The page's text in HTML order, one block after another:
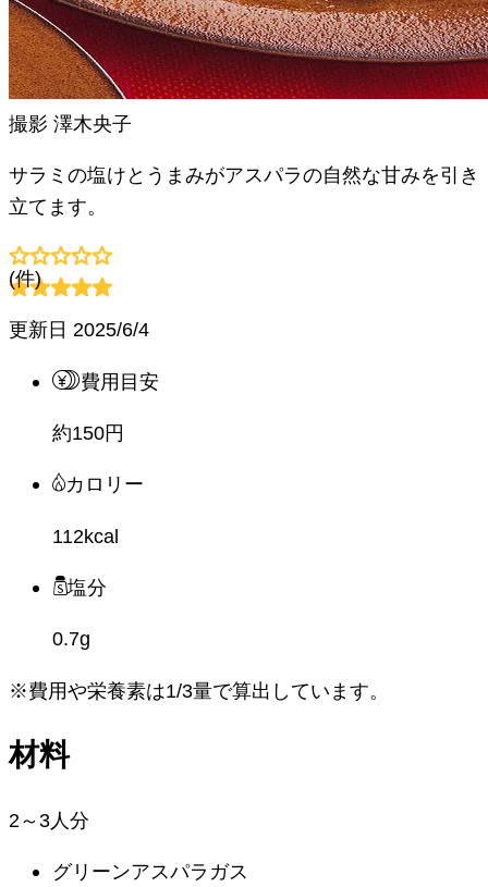
撮影 澤木央子
サラミの塩けとうまみがアスパラの自然な甘みを引き
立てます。
(件)
更新日 2025/6/4
費用目安
約150円
カロリー
112kcal
塩分
0.7g
※費用や栄養素は1/3量で算出しています。
材料
2～3人分
グリーンアスパラガス